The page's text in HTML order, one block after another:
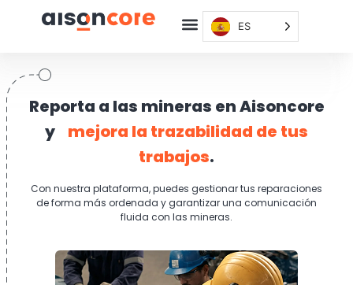
ES
Reporta a las mineras en Aisoncore
y mejora la trazabilidad de tus
trabajos.
Con nuestra plataforma, puedes gestionar tus reparaciones
de forma más ordenada y garantizar una comunicación
fluida con las mineras.